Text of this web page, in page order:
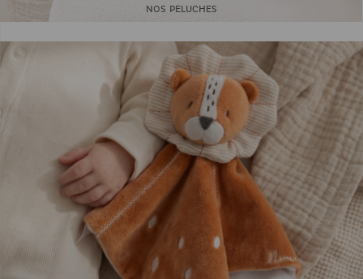
NOS PELUCHES